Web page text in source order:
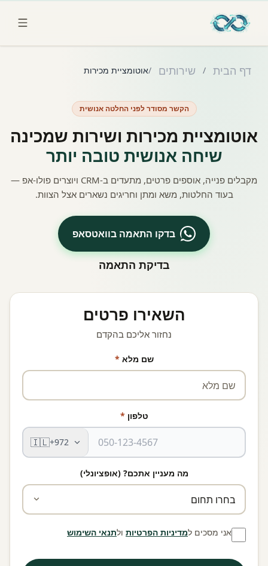
דף הבית / שירותים /אוטומציית מכירות
הקשר מסודר לפני החלטה אנושית
אוטומציית מכירות ושירות שמכינה
שיחה אנושית טובה יותר
מקבלים פנייה, אוספים פרטים, מתעדים ב-CRM ויוצרים פולו-אפ —
בעוד החלטות, משא ומתן וחריגים נשארים אצל הצוות.
בדקו התאמה בוואטסאפ
בדיקת התאמה
השאירו פרטים
נחזור אליכם בהקדם
שם מלא *
טלפון *
🇮🇱+972
מה מעניין אתכם? (אופציונלי)
אני מסכים למדיניות הפרטיות ולתנאי השימוש